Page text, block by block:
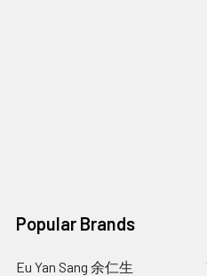
Popular Brands
Eu Yan Sang 余仁生